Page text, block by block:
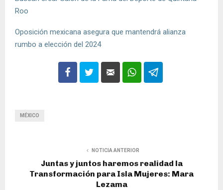
Roo
Oposición mexicana asegura que mantendrá alianza
rumbo a elección del 2024
MÉXICO
NOTICIA ANTERIOR
Juntas y juntos haremos realidad la
Transformación para Isla Mujeres: Mara
Lezama